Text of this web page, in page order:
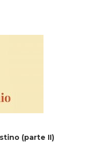
(parte II)